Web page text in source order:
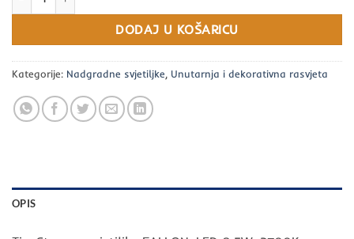
DODAJ U KOŠARICU
Kategorije: Nadgradne svjetiljke, Unutarnja i dekorativna rasvjeta
OPIS